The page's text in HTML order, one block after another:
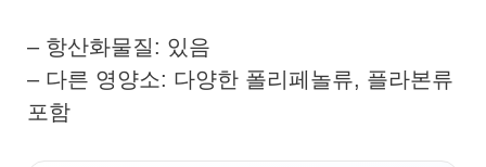
– 항산화물질: 있음
– 다른 영양소: 다양한 폴리페놀류, 플라본류
포함